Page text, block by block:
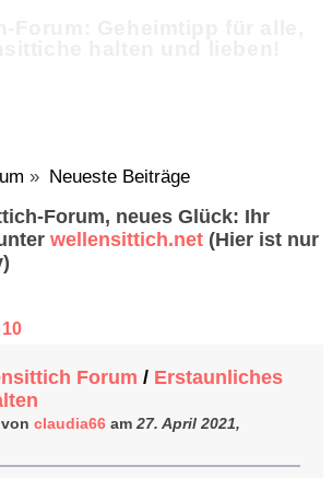
» Neueste Beiträge
Forum, neues Glück: Ihr
wellensittich.net (Hier ist nur
10
Forum / Erstaunliches
vonclaudia66 am 27. April 2021,